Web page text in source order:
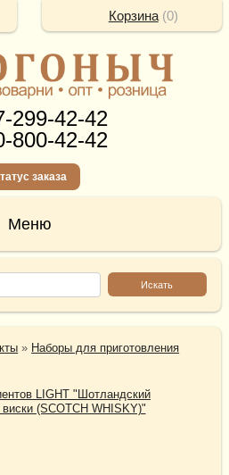
299-42-42
800-42-42
заказа
» Наборы для приготовления
Корзина(0)